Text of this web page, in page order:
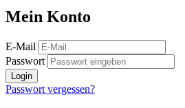
Mein Konto
E-Mail
Passwort
Login
Passwort vergessen?